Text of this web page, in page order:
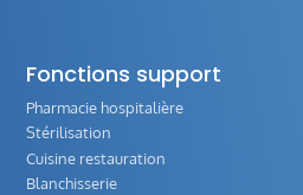
Fonctions support
Pharmacie hospitalière
Stérilisation
Cuisine restauration
Blanchisserie